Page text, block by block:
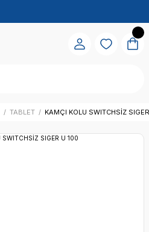
TABLET KAMÇI KOLU SWITCHSİZ